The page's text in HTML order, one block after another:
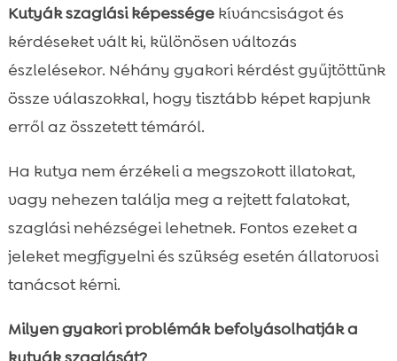
Kutyák szaglási képességekíváncsiságot és
kérdéseket vált ki, különösen változás
észlelésekor. Néhány gyakori kérdést gyűjtöttünk
össze válaszokkal, hogy tisztább képet kapjunk
erről az összetett témáról.
Ha kutya nem érzékeli a megszokott illatokat,
vagy nehezen találja meg a rejtett falatokat,
szaglási nehézségei lehetnek. Fontos ezeket a
jeleket megfigyelni és szükség esetén állatorvosi
tanácsot kérni.
Milyen gyakori problémák befolyásolhatják a